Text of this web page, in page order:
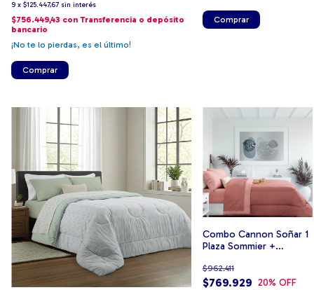
9 x $125.447,67 sin interés
$756.449,43 con Transferencia o depósito
bancario
¡No te lo pierdas, es el último!
Comprar
Combo Cannon Soñar 1
Plaza Sommier +
1 Acolchado + 1 Juego
de Sabanas
$769.929
$962.411
20% OFF